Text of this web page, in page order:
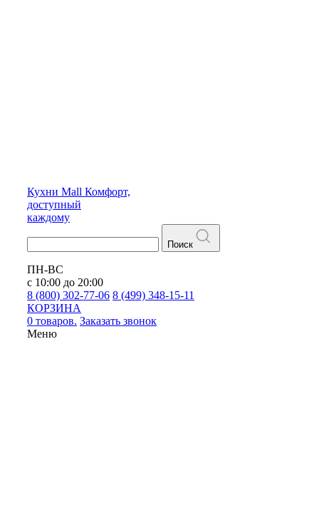
Кухни Mall Комфорт,
доступный
каждому
Поиск
ПН-ВС
с 10:00 до 20:00
8 (800) 302-77-06 8 (499) 348-15-11
КОРЗИНА
0 товаров. Заказать звонок
Меню